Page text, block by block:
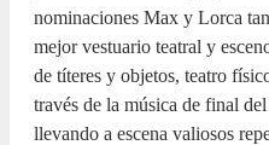
nominaciones Max y Lorca
mejor vestuario teatral y
de títeres y objetos, teatro
través de la música de final
llevando a escena valiosos